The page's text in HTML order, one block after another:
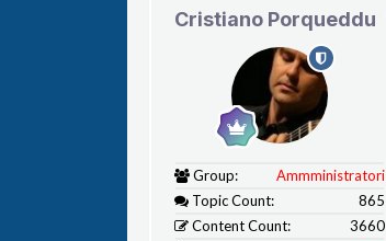
Cristiano Porqueddu
Group:
Ammministratori
Topic Count:
865
Content Count:
3660